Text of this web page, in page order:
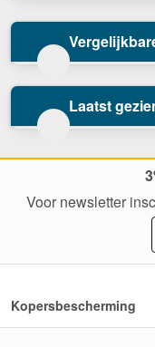
Laatst
Voor newsletter
Kopersbescherming